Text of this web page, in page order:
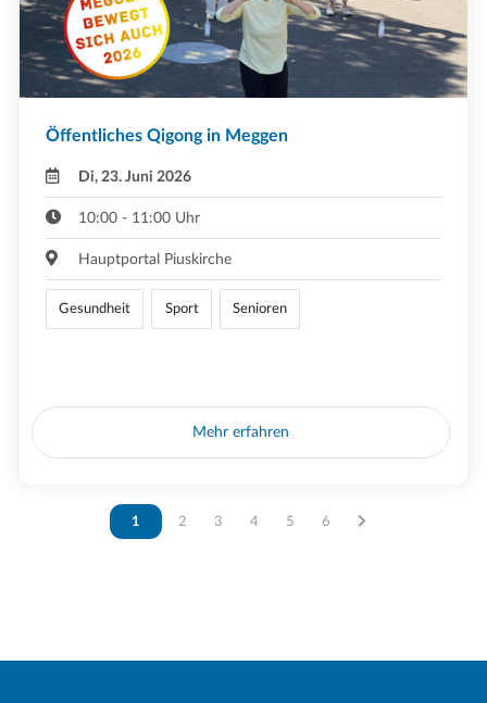
Öffentliches Qigong in Meggen
Di, 23. Juni 2026
10:00 - 11:00 Uhr
Hauptportal Piuskirche
Gesundheit Sport Senioren
Mehr erfahren
Vous êtes sur la page
1 Vous êtes sur la page
2 Vous êtes sur la page
3 Vous êtes sur la page
4 Vous êtes sur la page
5 Vous êtes sur la page
6